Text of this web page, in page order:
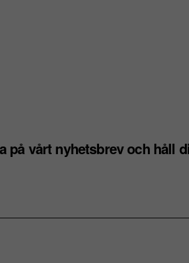
på vårt nyhetsbrev och håll